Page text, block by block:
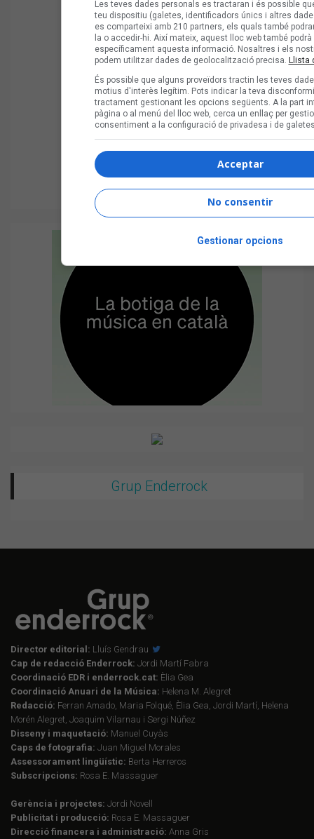
Grup Enderrock
Director editorial: Lluís Gendrau
Cap de redacció Enderrock: Jordi Martí Fabra
Coordinació EDR i enderrock.cat: Èlia Gea
Coordinació Anuari de la Música: Helena M. Alegret
Redacció: Ferran Amado, Maria Folqué, Èlia Gea, Jordi Martí, Helena
Morén Alegret, Joaquim Vilarnau i Sergi Núñez
Disseny i maquetació: Manuel Cuyàs
Caps de fotografia: Juan Miguel Morales
Assessorament lingüístic: Berta Herreros
Subscripcions: Rosa E. Massaguer
Gerència i projectes: Jordi Novell
Publicitat i producció: Rosa E. Massaguer
Direcció financera i administració: Anna Gris
Les teves dades personals es tractaran i és possible
teu dispositiu (galetes, identificadors únics i altres
es comparteixi amb 210 partners, els quals també
la o accedir-hi. Així mateix, aquest lloc web també
específicament aquesta informació. Nosaltres i els
podem utilitzar dades de geolocalització precisa. Llista
És possible que alguns proveïdors tractin les teves
motius d'interès legítim. Pots indicar la teva
tractament gestionant les opcions següents. A la part
pàgina o al menú del lloc web, cerca un enllaç per
consentiment a la configuració de privadesa i de
Acceptar
No consentir
Gestionar opcions